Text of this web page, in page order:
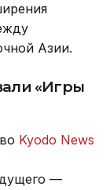
Азии.
«Игры
Kyodo News
—